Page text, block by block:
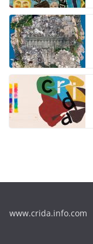
www.crida.info.com